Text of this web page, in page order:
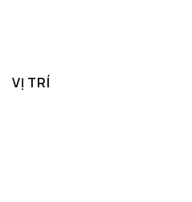
VỊ TRÍ